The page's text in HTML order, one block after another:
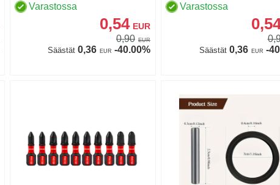
Varastossa
0,54 EUR
0,90 EUR
Säästät 0,36 EUR -40.00%
Varastossa
Säästät0,36 EUR -